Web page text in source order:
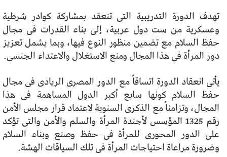
تهدف الدورة التدريبية التى تنعقد بمشاركة كوادر شرطية
وعسكرية من ست دول عربية، إلى بناء القدرات فى مجال
حفظ السلام مع تضمين منظور النوع فيها، وبما يشمل تعزيز
دور المرأة فى هذا المجال ومنع الاستغلال والاعتداء الجنسى.
يأتى انعقاد الدورة اتساقاً مع الدور المصرى الريادى فى مجال
حفظ السلام كونها سابع أكبر الدول المساهمة فى هذا
المجال، وتزامناً مع الذكرى السنوية لاعتماد قرار مجلس الأمن
رقم 1325 المؤسس لأجندة المرأة والسلم والأمن والتى تؤكد
على الدور المحورى للمرأة فى حفظ وصنع وبناء السلام
وضرورة مراعاة احتياجات المرأة فى تلك السياقات الهشة.